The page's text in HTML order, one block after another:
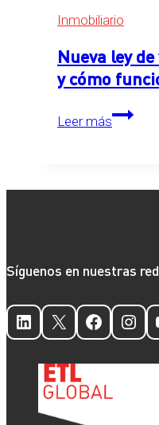
Inmobiliario
Nueva ley
y cómo
Leer más
Nueva
ley
¿qué
Síguenos en nuestras
LinkedIn
X